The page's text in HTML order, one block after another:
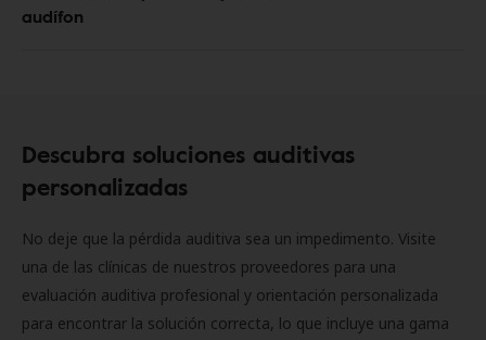
audífon
Descubra soluciones auditivas
personalizadas
No deje que la pérdida auditiva sea un impedimento. Visite
una de las clínicas de nuestros proveedores para una
evaluación auditiva profesional y orientación personalizada
para encontrar la solución correcta, lo que incluye una gama